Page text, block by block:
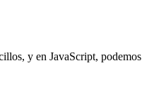
y en JavaScript,